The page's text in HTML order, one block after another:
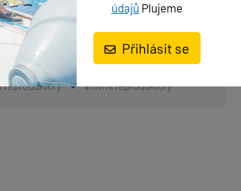
reproduktory Vnitřní reproduktory
údajů Plujeme
Přihlásit se